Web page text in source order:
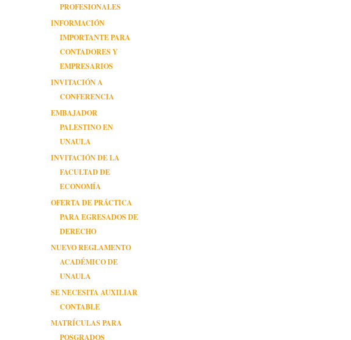
PROFESIONALES
INFORMACIÓN
IMPORTANTE PARA
CONTADORES Y
EMPRESARIOS
INVITACIÓN A
CONFERENCIA
EMBAJADOR
PALESTINO EN
UNAULA
INVITACIÓN DE LA
FACULTAD DE
ECONOMÍA
OFERTA DE PRÁCTICA
PARA EGRESADOS DE
DERECHO
NUEVO REGLAMENTO
ACADÉMICO DE
UNAULA
SE NECESITA AUXILIAR
CONTABLE
MATRÍCULAS PARA
POSGRADOS